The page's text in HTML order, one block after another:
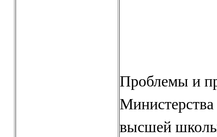
Проблемы и
высшей